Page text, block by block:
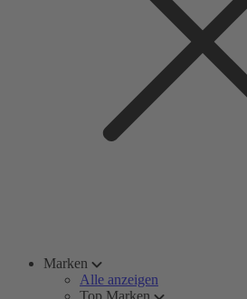
Marken
Alle anzeigen
Top Marken